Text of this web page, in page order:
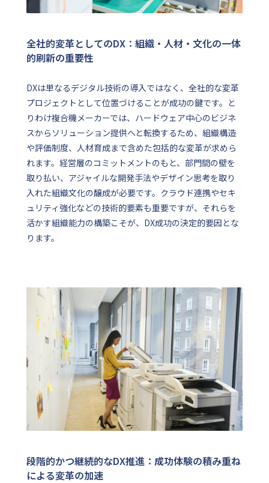
全社的変革としてのDX：組織・人材・文化の一体
的刷新の重要性
DXは単なるデジタル技術の導入ではなく、全社的な変革
プロジェクトとして位置づけることが成功の鍵です。と
りわけ複合機メーカーでは、ハードウェア中心のビジネ
スからソリューション提供へと転換するため、組織構造
や評価制度、人材育成まで含めた包括的な変革が求めら
れます。経営層のコミットメントのもと、部門間の壁を
取り払い、アジャイルな開発手法やデザイン思考を取り
入れた組織文化の醸成が必要です。クラウド連携やセキ
ュリティ強化などの技術的要素も重要ですが、それらを
活かす組織能力の構築こそが、DX成功の決定的要因とな
ります。
段階的かつ継続的なDX推進：成功体験の積み重ね
による変革の加速